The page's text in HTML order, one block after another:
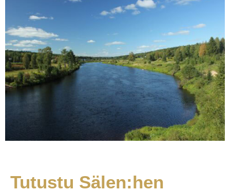
Tutustu Sälen:hen